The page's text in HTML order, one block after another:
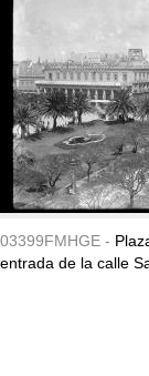
03399FMHGE -
entrada de la calle